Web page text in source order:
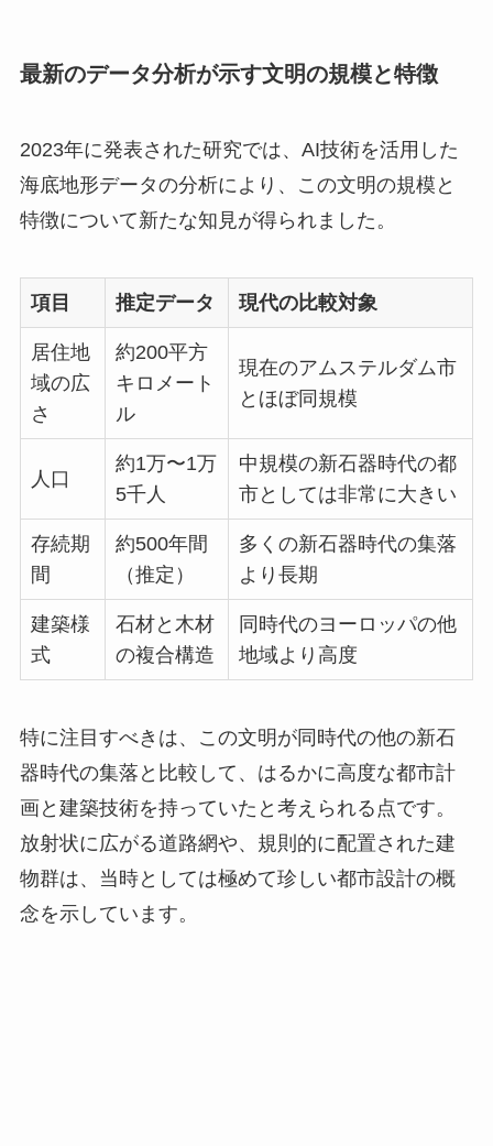
最新のデータ分析が示す文明の規模と特徴
2023年に発表された研究では、AI技術を活用した
海底地形データの分析により、この文明の規模と
特徴について新たな知見が得られました。
項目 推定データ 現代の比較対象
居住地
域の広
さ
約200平方
キロメート
ル
現在のアムステルダム市
とほぼ同規模
人口
約1万〜1万
5千人
中規模の新石器時代の都
市としては非常に大きい
存続期
間
約500年間
（推定）
多くの新石器時代の集落
より長期
建築様
式
石材と木材
の複合構造
同時代のヨーロッパの他
地域より高度
特に注目すべきは、この文明が同時代の他の新石
器時代の集落と比較して、はるかに高度な都市計
画と建築技術を持っていたと考えられる点です。
放射状に広がる道路網や、規則的に配置された建
物群は、当時としては極めて珍しい都市設計の概
念を示しています。